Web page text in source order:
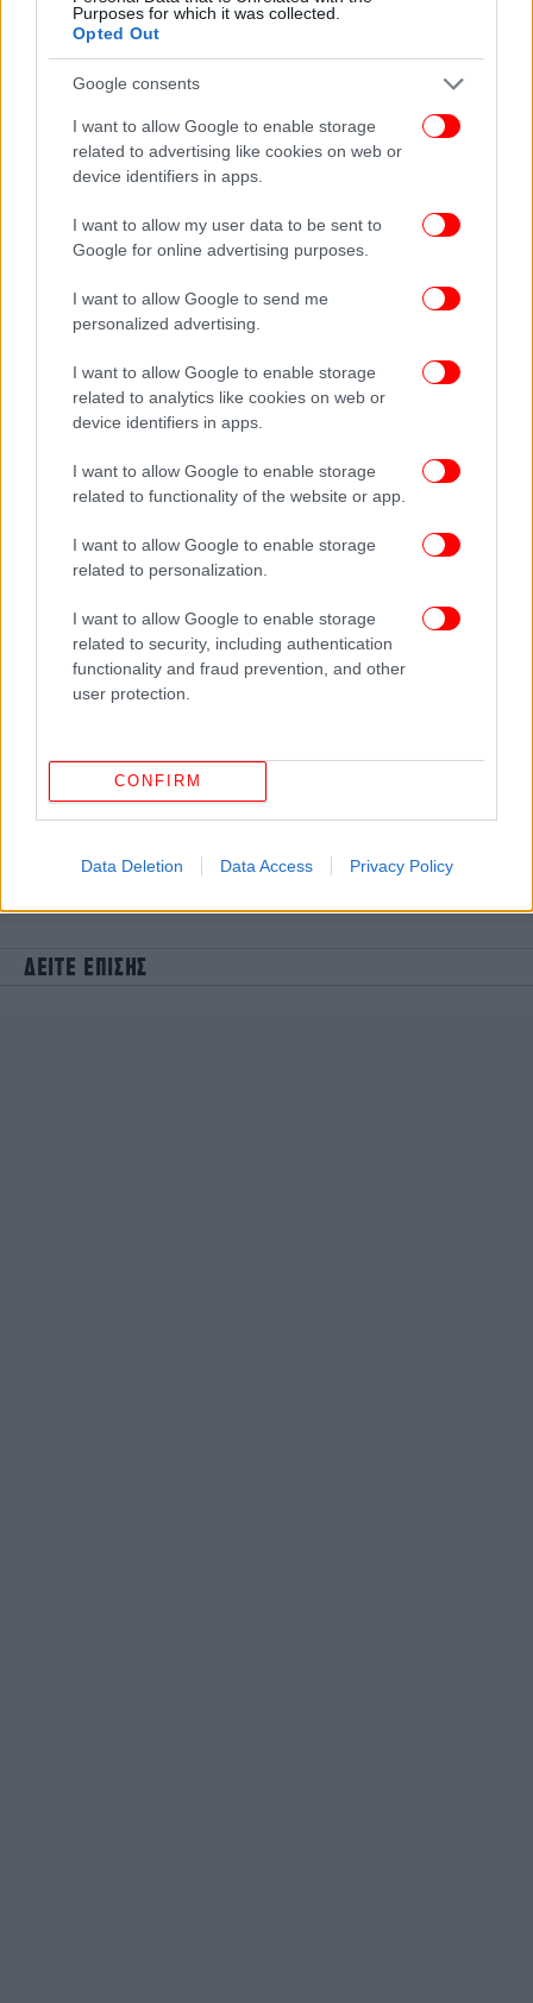
Purposes for which it was collected.
Opted Out
Google consents
I want to allow Google to enable storage
related to advertising like cookies on web or
device identifiers in apps.
I want to allow my user data to be sent to
Google for online advertising purposes.
I want to allow Google to send me
personalized advertising.
I want to allow Google to enable storage
related to analytics like cookies on web or
device identifiers in apps.
I want to allow Google to enable storage
related to functionality of the website or app.
I want to allow Google to enable storage
related to personalization.
I want to allow Google to enable storage
related to security, including authentication
functionality and fraud prevention, and other
user protection.
CONFIRM
Data Deletion Data Access Privacy Policy
πρώτοι όλες τις ειδήσεις
ΔΙΑΒΑΣΤΕ ΠΕΡΙΣΣΟΤΕΡΑ ΘΕΣΣΑΛΟΝΊΚΗ
ΔΕΙΤΕ ΕΠΙΣΗΣ